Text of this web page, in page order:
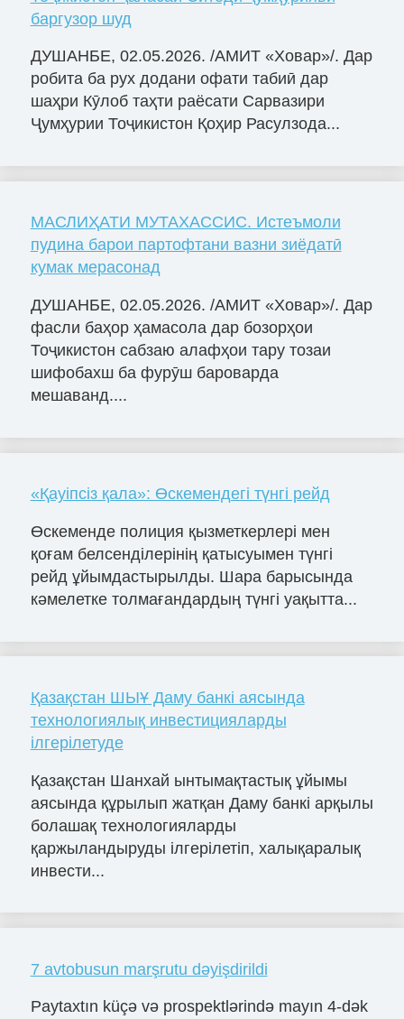
баргузор шуд
ДУШАНБЕ, 02.05.2026. /АМИТ «Ховар»/. Дар
робита ба рух додани офати табиӣ дар
шаҳри Кӯлоб таҳти раёсати Сарвазири
Ҷумҳурии Тоҷикистон Қоҳир Расулзода...
МАСЛИҲАТИ МУТАХАССИС. Истеъмоли
пудина барои партофтани вазни зиёдатӣ
кумак мерасонад
ДУШАНБЕ, 02.05.2026. /АМИТ «Ховар»/. Дар
фасли баҳор ҳамасола дар бозорҳои
Тоҷикистон сабзаю алафҳои тару тозаи
шифобахш ба фурӯш бароварда
мешаванд....
«Қауіпсіз қала»: Өскемендегі түнгі рейд
Өскеменде полиция қызметкерлері мен
қоғам белсенділерінің қатысуымен түнгі
рейд ұйымдастырылды. Шара барысында
кәмелетке толмағандардың түнгі уақытта...
Қазақстан ШЫҰ Даму банкі аясында
технологиялық инвестицияларды
ілгерілетуде
Қазақстан Шанхай ынтымақтастық ұйымы
аясында құрылып жатқан Даму банкі арқылы
болашақ технологияларды
қаржыландыруды ілгерілетіп, халықаралық
инвести...
7 avtobusun marşrutu dəyişdirildi
Paytaxtın küçə və prospektlərində mayın 4-dək